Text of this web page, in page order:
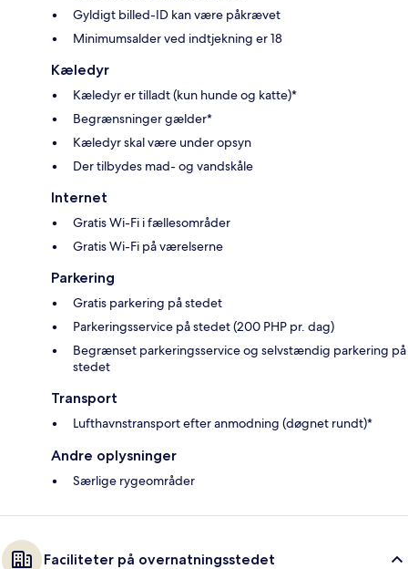
Gyldigt billed-ID kan være påkrævet
Minimumsalder ved indtjekning er 18
Kæledyr
Kæledyr er tilladt (kun hunde og katte)*
Begrænsninger gælder*
Kæledyr skal være under opsyn
Der tilbydes mad- og vandskåle
Internet
Gratis Wi-Fi i fællesområder
Gratis Wi-Fi på værelserne
Parkering
Gratis parkering på stedet
Parkeringsservice på stedet (200 PHP pr. dag)
Begrænset parkeringsservice og selvstændig parkering på
stedet
Transport
Lufthavnstransport efter anmodning (døgnet rundt)*
Andre oplysninger
Særlige rygeområder
Faciliteter på overnatningsstedet